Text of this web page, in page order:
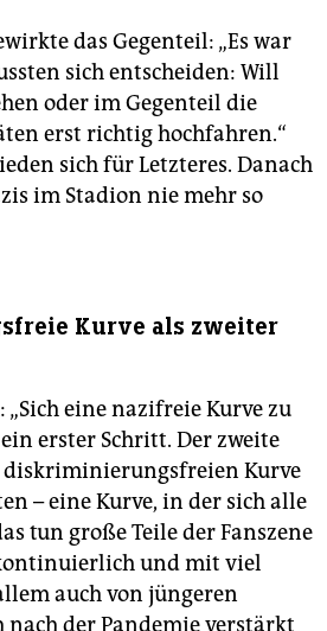
das Gegenteil: „Es war
sich entscheiden: Will
oder im Gegenteil die
erst richtig hochfahren.“
sich für Letzteres. Danach
im Stadion nie mehr so
Kurve als zweiter
„Sich eine nazifreie Kurve zu
erster Schritt. Der zweite
diskriminierungsfreien Kurve
– eine Kurve, in der sich alle
tun große Teile der Fanszene
und mit viel
auch von jüngeren
nach der Pandemie verstärkt